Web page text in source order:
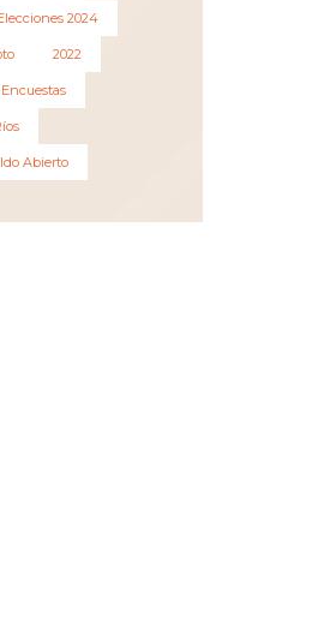
2024
2022
Abierto